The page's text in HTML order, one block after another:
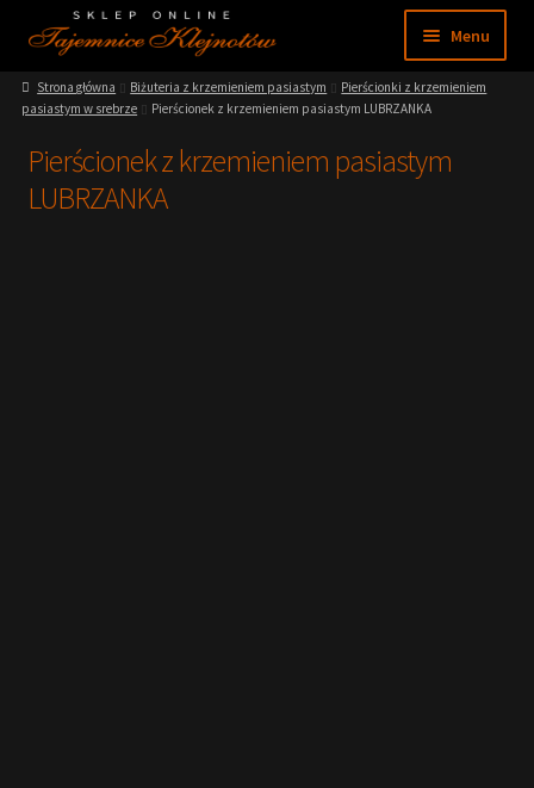
Przejdź
do
nawigacji
Przejdź
do
treści
Menu
Sklep
Moje konto
Strona główna Biżuteria z krzemieniem pasiastym
Pierścionki z krzemieniem
pasiastym w srebrze
Pierścionek z krzemieniem pasiastym LUBRZANKA
Pierścionek z krzemieniem pasiastym
LUBRZANKA